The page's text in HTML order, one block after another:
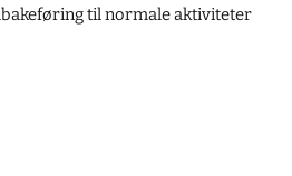
til normale aktiviteter